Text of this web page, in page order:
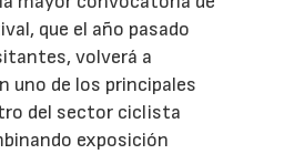
que el año pasado
volverá a
uno de los principales
del sector ciclista
exposición